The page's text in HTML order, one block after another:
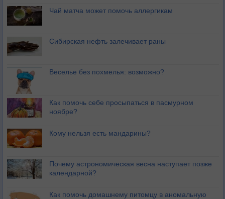
Чай матча может помочь аллергикам
Сибирская нефть залечивает раны
Веселье без похмелья: возможно?
Как помочь себе просыпаться в пасмурном
ноябре?
Кому нельзя есть мандарины?
Почему астрономическая весна наступает позже
календарной?
Как помочь домашнему питомцу в аномальную